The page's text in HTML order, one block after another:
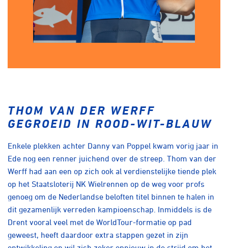
THOM VAN DER WERFF
GEGROEID IN ROOD-WIT-BLAUW
Enkele plekken achter Danny van Poppel kwam vorig jaar in
Ede nog een renner juichend over de streep. Thom van der
Werff had aan een op zich ook al verdienstelijke tiende plek
op het Staatsloterij NK Wielrennen op de weg voor profs
genoeg om de Nederlandse beloften titel binnen te halen in
dit gezamenlijk verreden kampioenschap. Inmiddels is de
Drent vooral veel met de WorldTour-formatie op pad
geweest, heeft daardoor extra stappen gezet in zijn